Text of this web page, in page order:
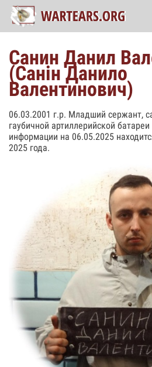
Санин Данил
(Санін Данило
Валентинович)
06.03.2001 г.р. Младший сержант,
гаубичной артиллерийской
информации на 06.05.2025
2025 года.